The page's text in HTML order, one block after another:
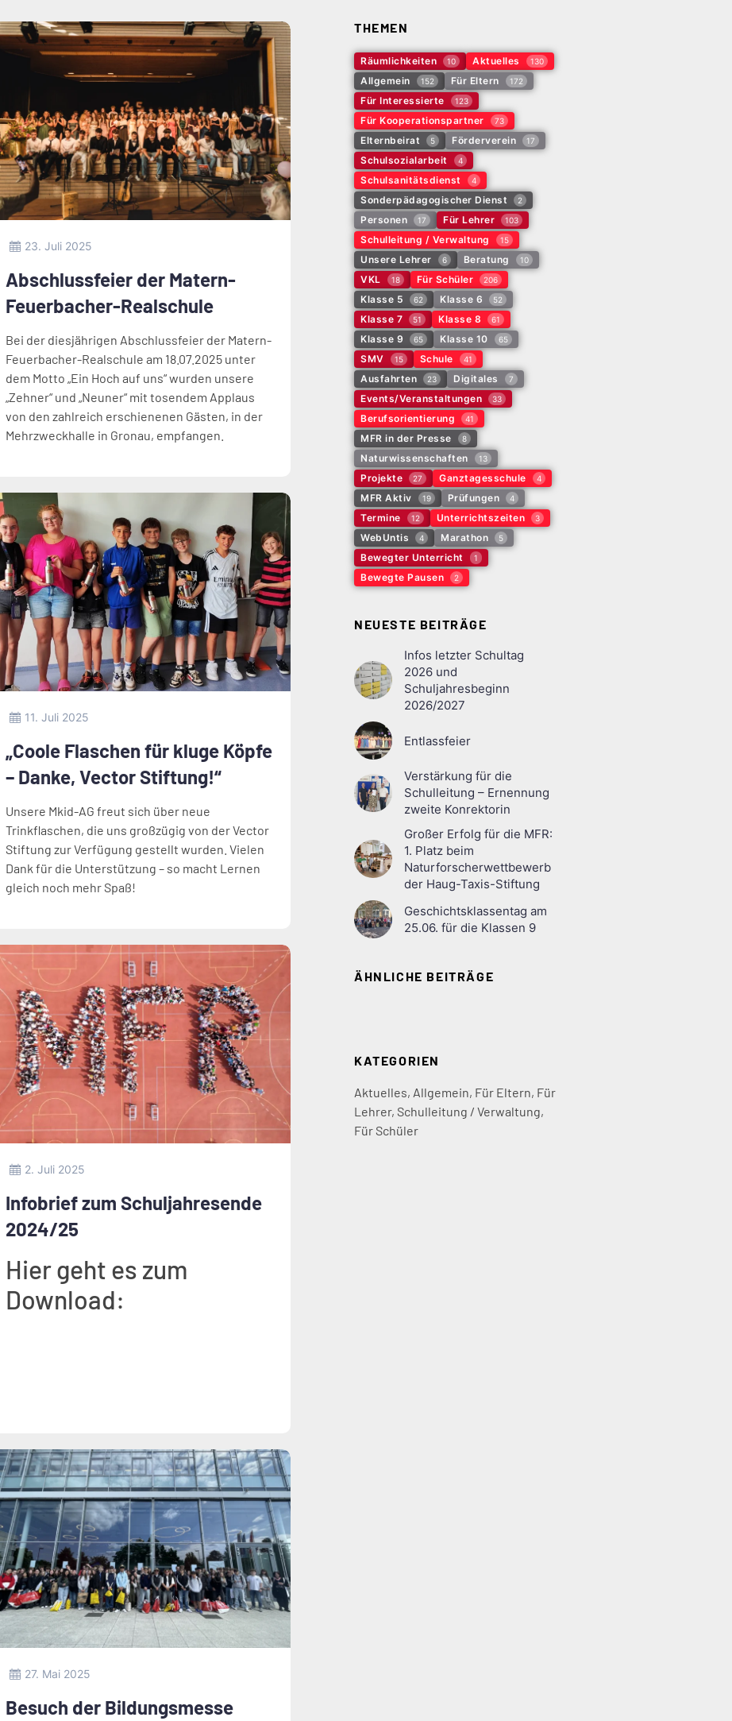
23. Juli 2025
Abschlussfeier der Matern-
Feuerbacher-Realschule
Bei der diesjährigen Abschlussfeier der Matern-
Feuerbacher-Realschule am 18.07.2025 unter
dem Motto „Ein Hoch auf uns“ wurden unsere
„Zehner“ und „Neuner“ mit tosendem Applaus
von den zahlreich erschienenen Gästen, in der
Mehrzweckhalle in Gronau, empfangen.
11. Juli 2025
„Coole Flaschen für kluge Köpfe
– Danke, Vector Stiftung!“
Unsere Mkid-AG freut sich über neue
Trinkflaschen, die uns großzügig von der Vector
Stiftung zur Verfügung gestellt wurden. Vielen
Dank für die Unterstützung – so macht Lernen
gleich noch mehr Spaß!
2. Juli 2025
Infobrief zum Schuljahresende
2024/25
Hier geht es zum
Download:
27. Mai 2025
Besuch der Bildungsmesse
THEMEN
Räumlichkeiten 10 Aktuelles 130
Allgemein 152 Für Eltern 172
Für Interessierte 123
Für Kooperationspartner 73
Elternbeirat 5 Förderverein 17
Schulsozialarbeit 4
Schulsanitätsdienst 4
Sonderpädagogischer Dienst 2
Personen 17 Für Lehrer 103
Schulleitung / Verwaltung 15
Unsere Lehrer 6 Beratung 10
VKL 18 Für Schüler 206
Klasse 5 62 Klasse 6 52
Klasse 7 51 Klasse 8 61
Klasse 9 65 Klasse 10 65
SMV 15 Schule 41
Ausfahrten 23 Digitales 7
Events/Veranstaltungen 33
Berufsorientierung 41
MFR in der Presse 8
Naturwissenschaften 13
Projekte 27 Ganztagesschule 4
MFR Aktiv 19 Prüfungen 4
Termine 12 Unterrichtszeiten 3
WebUntis 4 Marathon 5
Bewegter Unterricht 1
Bewegte Pausen 2
NEUESTE BEITRÄGE
Infos letzter Schultag
2026 und
Schuljahresbeginn
2026/2027
Entlassfeier
Verstärkung für die
Schulleitung – Ernennung
zweite Konrektorin
Großer Erfolg für die MFR:
1. Platz beim
Naturforscherwettbewerb
der Haug-Taxis-Stiftung
Geschichtsklassentag am
25.06. für die Klassen 9
ÄHNLICHE BEITRÄGE
KATEGORIEN
Aktuelles, Allgemein, Für Eltern, Für
Lehrer, Schulleitung / Verwaltung,
Für Schüler